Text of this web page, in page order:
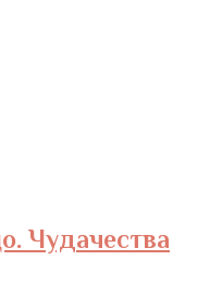
Чудачества